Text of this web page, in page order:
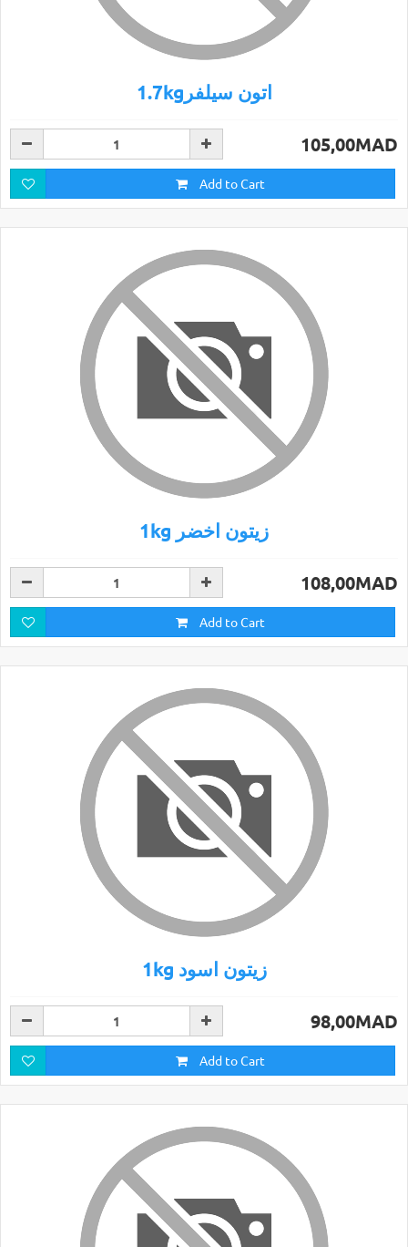
1.7kgاتون سيلفر
105,00MAD
Add to Cart
1kg زيتون اخضر
108,00MAD
Add to Cart
1kg زيتون اسود
98,00MAD
Add to Cart